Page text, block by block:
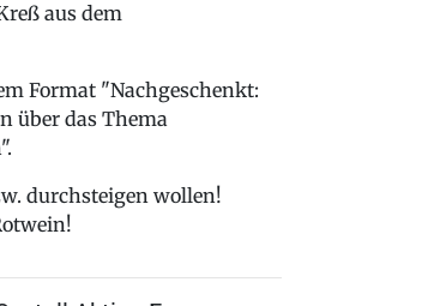
aus dem
Format "Nachgeschenkt:
über das Thema
durchsteigen wollen!